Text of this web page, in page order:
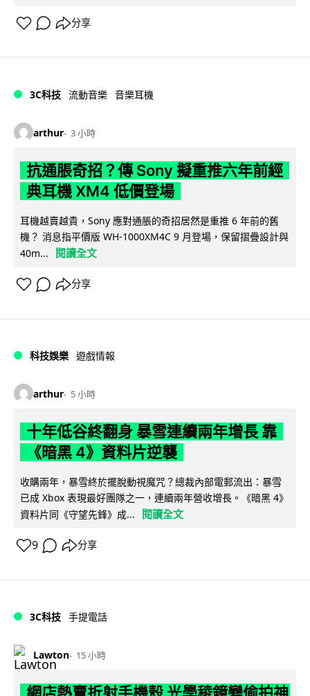
分享
3C科技 流動音樂 音樂耳機
arthur 3 小時
抗通脹奇招？傳 Sony 擬重推六年前經
典耳機 XM4 低價登場
耳機越賣越貴，Sony 應對通脹的奇招居然是重推 6 年前的舊
機？ 消息指平價版 WH-1000XM4C 9 月登場，保留摺疊設計與
40m...
閱讀全文
分享
科技娛樂 遊戲情報
arthur 5 小時
十年低谷終翻身 暴雪連續兩年增長 靠
《暗黑 4》資料片逆襲
收購兩年，暴雪終於擺脫動視魔咒？總裁內部電郵流出：暴雪
已成 Xbox 表現最好團隊之一，連續兩年營收增長。《暗黑 4》
資料片同《守望先鋒》成...
閱讀全文
9 分享
3C科技 手提電話
Lawton 15 小時